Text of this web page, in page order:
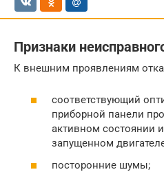
Признаки
К внешним проявлениям
соответствующий
приборной панели
активном состоянии
запущенном
посторонние шумы;